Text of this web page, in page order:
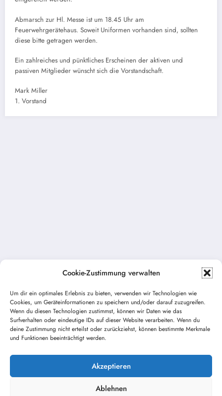
Cookie-Zustimmung verwalten
Um dir ein optimales Erlebnis zu bieten, verwenden wir Technologien wie
Cookies, um Geräteinformationen zu speichern und/oder darauf zuzugreifen.
Wenn du diesen Technologien zustimmst, können wir Daten wie das
Surfverhalten oder eindeutige IDs auf dieser Website verarbeiten. Wenn du
deine Zustimmung nicht erteilst oder zurückziehst, können bestimmte Merkmale
und Funktionen beeinträchtigt werden.
Akzeptieren
Ablehnen
Abmarsch zur Hl. Messe ist um 18.45 Uhr am
Feuerwehrgerätehaus. Soweit Uniformen vorhanden sind, sollten
diese bitte getragen werden.
Ein zahlreiches und pünktliches Erscheinen der aktiven und
passiven Mitglieder wünscht sich die Vorstandschaft.
Mark Miller
1. Vorstand
Vorheriger Beitrag
Weihnachtsmarkt 2014
Nächster Beitrag
Termine der Übungen fürs Handy und PC